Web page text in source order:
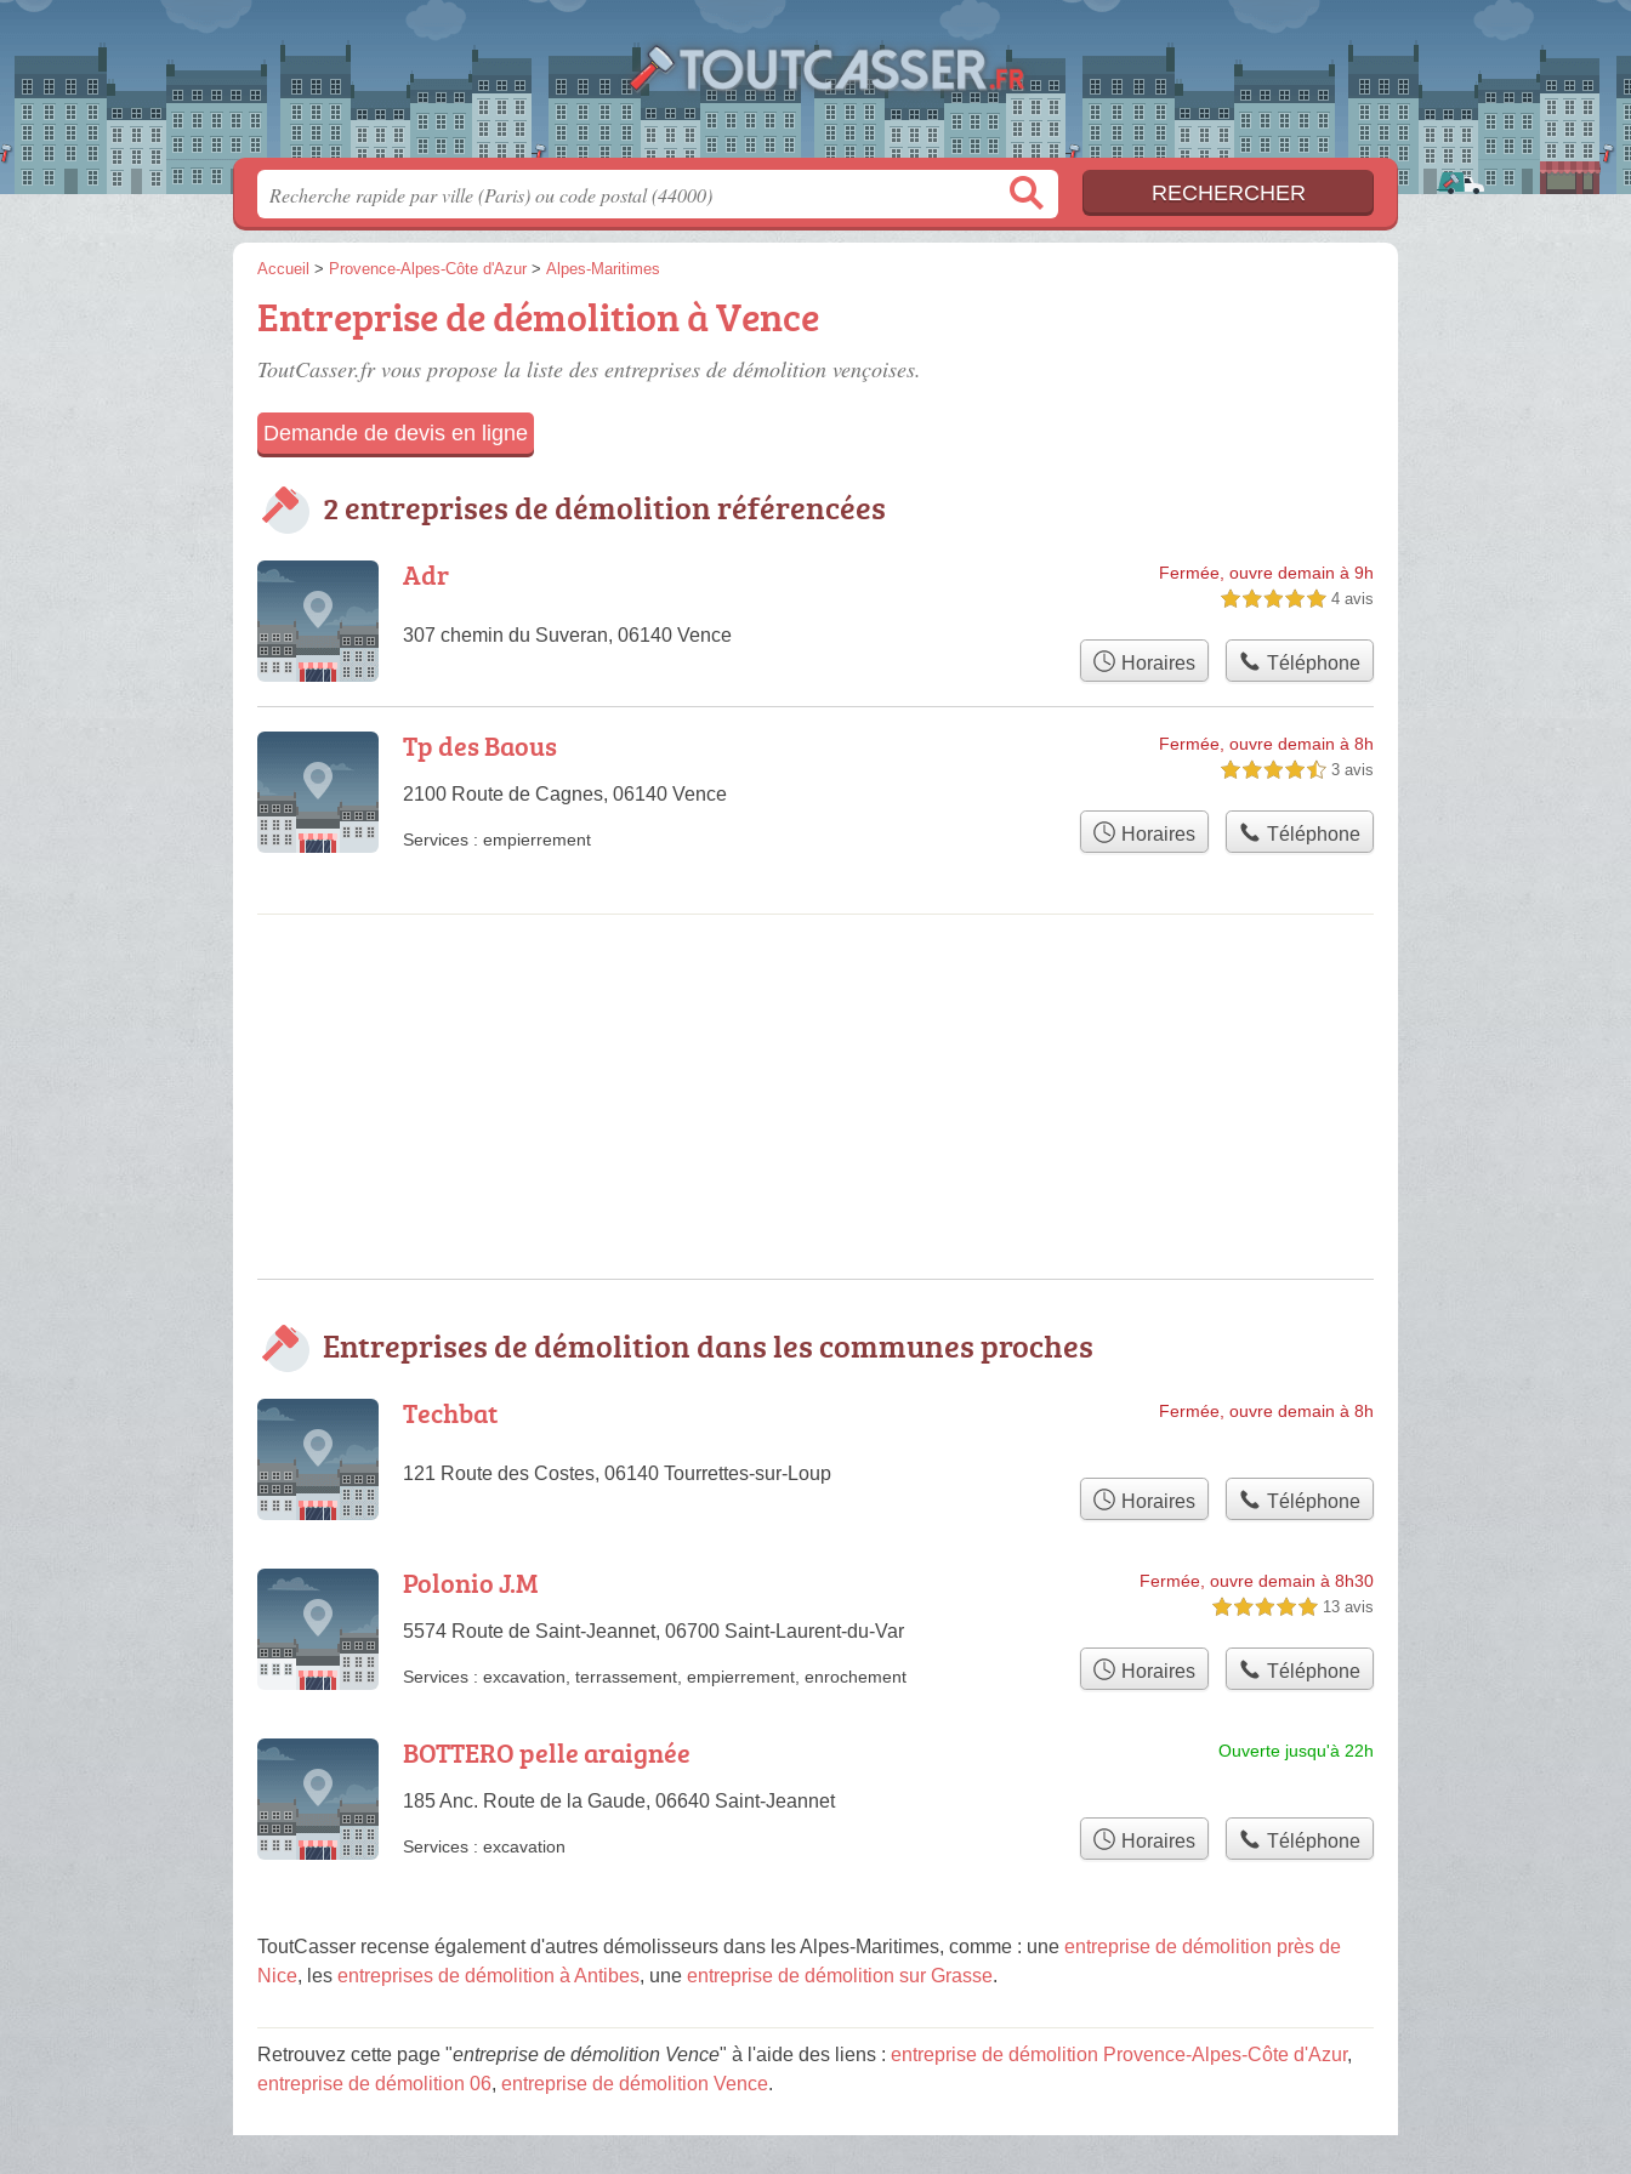
Accueil > Provence-Alpes-Côte d'Azur > Alpes-Maritimes
Entreprise de démolition à Vence
ToutCasser.fr vous propose la liste des entreprises de démolition vençoises.
Demande de devis en ligne
2 entreprises de démolition référencées
Adr
307 chemin du Suveran, 06140 Vence
Fermée, ouvre demain à 9h
5,0 étoiles sur 5 4 avis
Horaires Téléphone
Tp des Baous
2100 Route de Cagnes, 06140 Vence
Fermée, ouvre demain à 8h
4,5 étoiles sur 5 3 avis
Services : empierrement Horaires Téléphone
Entreprises de démolition dans les communes proches
Techbat
121 Route des Costes, 06140 Tourrettes-sur-Loup
Fermée, ouvre demain à 8h
Horaires Téléphone
Polonio J.M
5574 Route de Saint-Jeannet, 06700 Saint-Laurent-du-Var
Fermée, ouvre demain à 8h30
5,0 étoiles sur 5 13 avis
Services : excavation terrassement empierrement enrochement Horaires Téléphone
BOTTERO pelle araignée
185 Anc. Route de la Gaude, 06640 Saint-Jeannet
Ouverte jusqu'à 22h
Services : excavation Horaires Téléphone
ToutCasser recense également d'autres démolisseurs dans les Alpes-Maritimes, comme : une entreprise de démolition près de
Nice, les entreprises de démolition à Antibes, une entreprise de démolition sur Grasse.
Retrouvez cette page "entreprise de démolition Vence" à l'aide des liens : entreprise de démolition Provence-Alpes-Côte d'Azur,
entreprise de démolition 06, entreprise de démolition Vence.